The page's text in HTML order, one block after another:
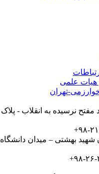
علمی
تهران
نرسیده به انقلاب - پلاک ۴۳
شهید بهشتی – میدان دانشگاه